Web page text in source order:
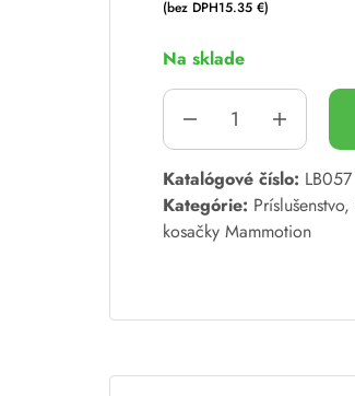
(bez DPH15.35 €)
Na sklade
A
l
t
Katalógové číslo: LB057
Kategórie: Príslušenstvo,
kosačky Mammotion